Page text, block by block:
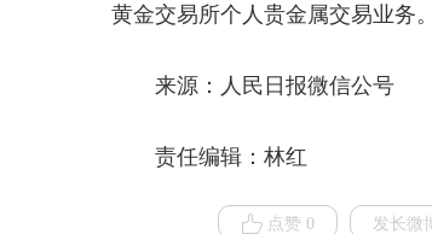
黄金交易所个人贵金属交易业务。
来源：人民日报微信公号
责任编辑：林红
点赞 0 发长微